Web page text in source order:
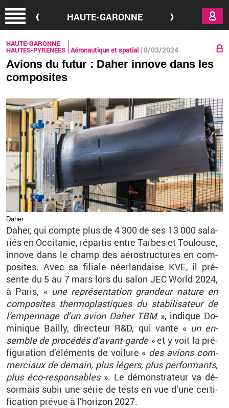
HAUTE-GARONNE
HAUTE-GARONNE
HAUTES-PYRÉNÉES Aéronautique et spatial 8/03/2024
Avions du futur : Daher innove dans les
composites
Daher
Daher, qui compte plus de 4 300 de ses 13 000 sa­la­
riés en Oc­ci­ta­nie, ré­par­tis entre Tarbes et Tou­louse,
in­nove dans le champ des aé­ro­struc­tures en com­
po­sites. Avec sa fi­liale néer­lan­daise KVE, il pré­
sente du 5 au 7 mars lors du salon JEC World 2024,
à Paris, « une re­pré­sen­ta­tion gran­deur na­ture en
com­po­sites ther­mo­plas­tiques du sta­bi­li­sa­teur de
l’em­pen­nage d’un avion Daher TBM», in­dique Do­
mi­nique Bailly, di­rec­teur R&D, qui vante « un en­
semble de pro­cé­dés d’avant-garde» et y voit la pré­
fi­gu­ra­tion d’élé­ments de voi­lure « des avions com­
mer­ciaux de de­main, plus lé­gers, plus per­for­mants,
plus éco-res­pon­sables». Le dé­mons­tra­teur va dé­
sor­mais subir une série de tests en vue d’une cer­ti­
fi­ca­tion pré­vue à l’ho­ri­zon 2027.